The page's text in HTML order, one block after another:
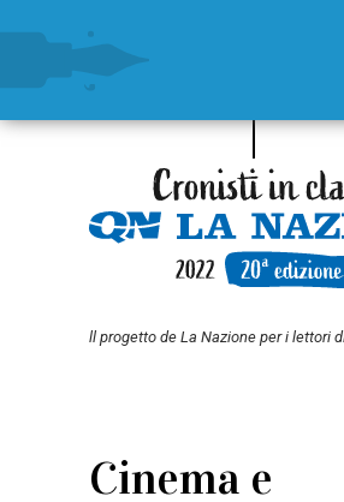
ll progetto de La Nazione per i lettori
Cinema e